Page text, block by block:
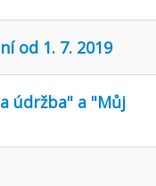
od 1. 7. 2019
údržba" a "Můj